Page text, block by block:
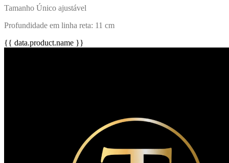
Tamanho Único ajustável
Profundidade em linha reta: 11 cm
{{ data.product.name }}